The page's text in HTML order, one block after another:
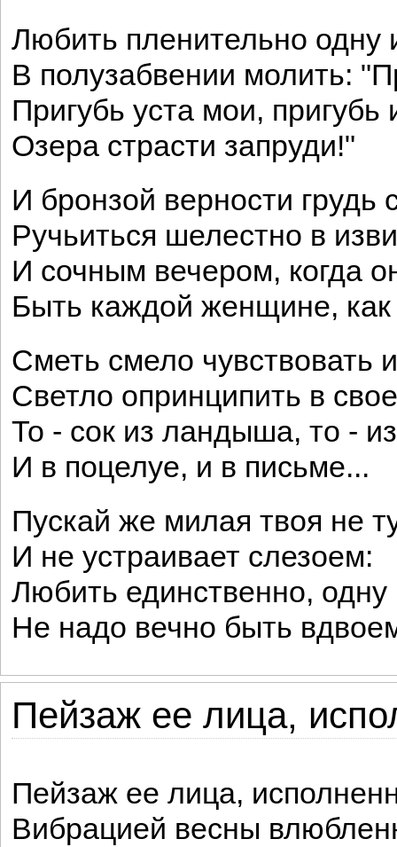
Любить пленительно одну
В полузабвении молить:
Пригубь уста мои, пригубь
Озера страсти запруди!"
И бронзой верности грудь
Ручьиться шелестно в
И сочным вечером, когда
Быть каждой женщине,
Сметь смело чувствовать
Светло опринципить в
То - сок из ландыша, то -
И в поцелуе, и в письме...
Пускай же милая твоя не
И не устраивает слезоем:
Любить единственно, одну
Не надо вечно быть
Пейзаж ее лица,
Пейзаж ее лица,
Вибрацией весны